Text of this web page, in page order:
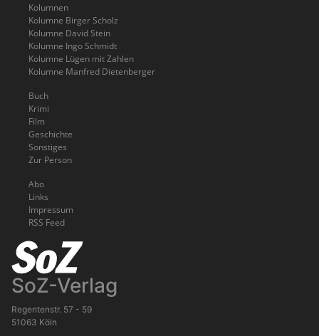
Kolumnen
Kolumne Birger Scholz
Kolumne David Stein
Kolumne Ingo Schmidt
Kolumne Lügen mit Zahlen
Kolumne Manfred Dietenberger
Buch
Krimi
Film
Geschichte
Sonstiges
Zur Person
Abo
Links
Impressum
RSS Feed
SoZ-Verlag
Regentenstr. 57 - 59
51063 Köln